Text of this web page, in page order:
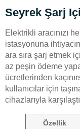
Seyrek Şarj
Elektrikli aracınızı
istasyonuna
ara sıra şarj etmek
az peşin ödeme
ücretlerinden
kullanıcılar için
cihazlarıyla
Özellik